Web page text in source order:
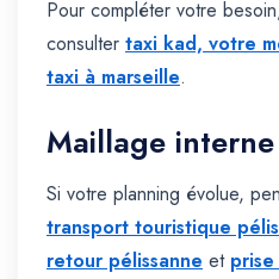
Pour compléter votre
consulter taxi kad, votre
taxi à marseille.
Maillage
Si votre planning évolue,
transport touristique
retour pélissanne et